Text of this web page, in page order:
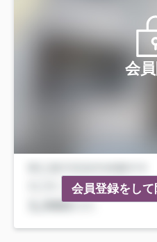
会
会員登録をし